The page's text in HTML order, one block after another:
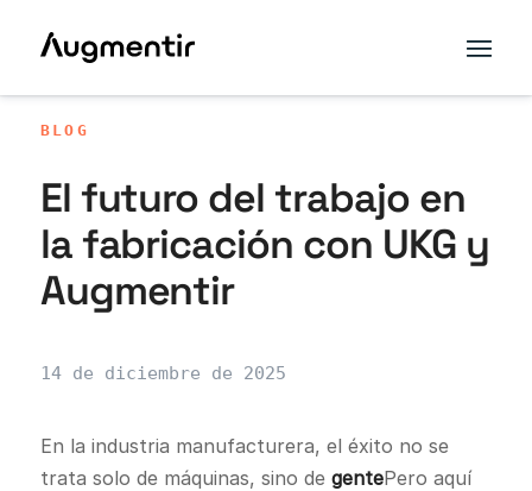
BLOG
El futuro del trabajo en
la fabricación con UKG y
Augmentir
14 de diciembre de 2025
En la industria manufacturera, el éxito no se
trata solo de máquinas, sino de gentePero aquí